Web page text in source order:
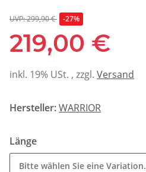
UVP: 299,90 € -27%
219,00 €
inkl. 19% USt. , zzgl. Versand
Hersteller:WARRIOR
Länge
Bitte wählen Sie eine Variation.